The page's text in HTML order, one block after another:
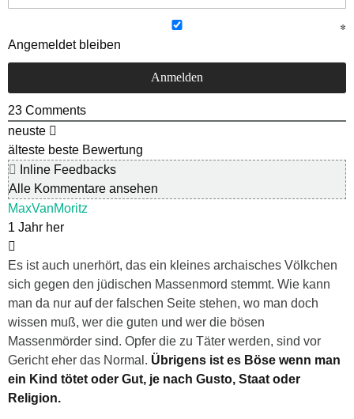
Angemeldet bleiben
23 Comments
neuste
älteste beste Bewertung
Inline Feedbacks
Alle Kommentare ansehen
MaxVanMoritz
1 Jahr her
Es ist auch unerhört, das ein kleines archaisches Völkchen
sich gegen den jüdischen Massenmord stemmt. Wie kann
man da nur auf der falschen Seite stehen, wo man doch
wissen muß, wer die guten und wer die bösen
Massenmörder sind. Opfer die zu Täter werden, sind vor
Gericht eher das Normal. Übrigens ist es Böse wenn man
ein Kind tötet oder Gut, je nach Gusto, Staat oder
Religion.